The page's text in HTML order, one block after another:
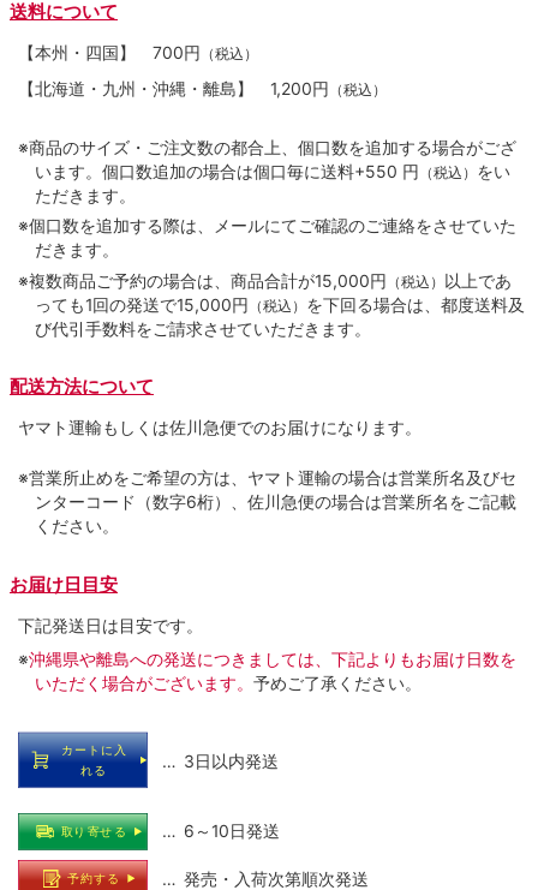
送料について
【本州・四国】 700円 （税込）
【北海道・九州・沖縄・離島】 1,200円 （税込）
※商品のサイズ・ご注文数の都合上、個口数を追加する場合がござ
います。個口数追加の場合は個口毎に送料+550 円 （税込） をい
ただきます。
※個口数を追加する際は、メールにてご確認のご連絡をさせていた
だきます。
※複数商品ご予約の場合は、商品合計が15,000円 （税込） 以上であ
っても1回の発送で15,000円 （税込） を下回る場合は、都度送料及
び代引手数料をご請求させていただきます。
配送方法について
ヤマト運輸もしくは佐川急便でのお届けになります。
※営業所止めをご希望の方は、ヤマト運輸の場合は営業所名及びセ
ンターコード（数字6桁）、佐川急便の場合は営業所名をご記載
ください。
お届け日目安
下記発送日は目安です。
※沖縄県や離島への発送につきましては、下記よりもお届け日数を
いただく場合がございます。 予めご了承ください。
カートに入
れる
… 3日以内発送
取り寄せる … 6～10日発送
予約する … 発売・入荷次第順次発送